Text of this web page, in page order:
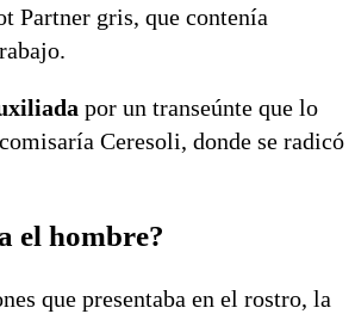
Partner gris, que contenía
por un transeúnte que lo
Ceresoli, donde se radicó
el hombre?
que presentaba en el rostro, la